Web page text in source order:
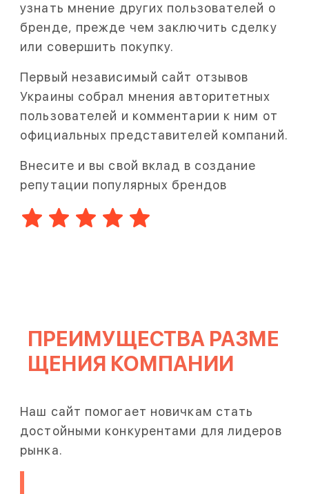
узнать мнение других пользователей о
бренде, прежде чем заключить сделку
или совершить покупку.
Первый независимый сайт отзывов
Украины собрал мнения авторитетных
пользователей и комментарии к ним от
официальных представителей компаний.
Внесите и вы свой вклад в создание
репутации популярных брендов
ПРЕИМУЩЕСТВА РАЗМЕ
ЩЕНИЯ КОМПАНИИ
Наш сайт помогает новичкам стать
достойными конкурентами для лидеров
рынка.